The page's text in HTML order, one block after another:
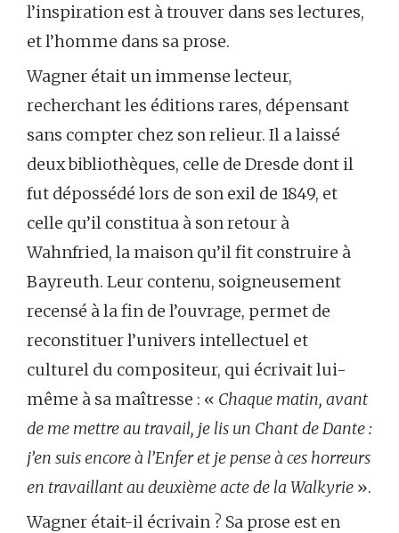
l’inspiration est à trouver dans ses lectures,
et l’homme dans sa prose.
Wagner était un immense lecteur,
recherchant les éditions rares, dépensant
sans compter chez son relieur. Il a laissé
deux bibliothèques, celle de Dresde dont il
fut dépossédé lors de son exil de 1849, et
celle qu’il constitua à son retour à
Wahnfried, la maison qu’il fit construire à
Bayreuth. Leur contenu, soigneusement
recensé à la fin de l’ouvrage, permet de
reconstituer l’univers intellectuel et
culturel du compositeur, qui écrivait lui-
même à sa maîtresse : « Chaque matin, avant
de me mettre au travail, je lis un Chant de Dante :
j’en suis encore à l’Enfer et je pense à ces horreurs
en travaillant au deuxième acte de la Walkyrie ».
Wagner était-il écrivain ? Sa prose est en